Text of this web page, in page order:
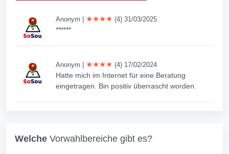
Anonym ★★★★ (4) 31/03/2025
******
Anonym ★★★★ (4) 17/02/2024
Hatte mich im Internet für eine Beratung
eingetragen. Bin positiv überrascht worden.
Welche Vorwahlbereiche gibt es?